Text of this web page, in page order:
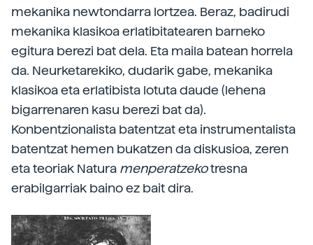
mekanika newtondarra lortzea. Beraz, badirudi
mekanika klasikoa erlatibitatearen barneko
egitura berezi bat dela. Eta maila batean horrela
da. Neurketarekiko, dudarik gabe, mekanika
klasikoa eta erlatibista lotuta daude (lehena
bigarrenaren kasu berezi bat da).
Konbentzionalista batentzat eta instrumentalista
batentzat hemen bukatzen da diskusioa, zeren
eta teoriak Natura menperatzekotresna
erabilgarriak baino ez bait dira.